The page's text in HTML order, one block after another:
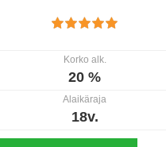
Korko alk.
20 %
Alaikäraja
18v.